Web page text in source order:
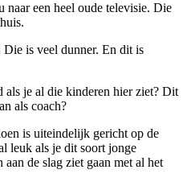
naar een heel oude televisie. Die
Die is veel dunner. En dit is
als je al die kinderen hier ziet? Dit
als coach?
is uiteindelijk gericht op de
leuk als je dit soort jonge
de slag ziet gaan met al het